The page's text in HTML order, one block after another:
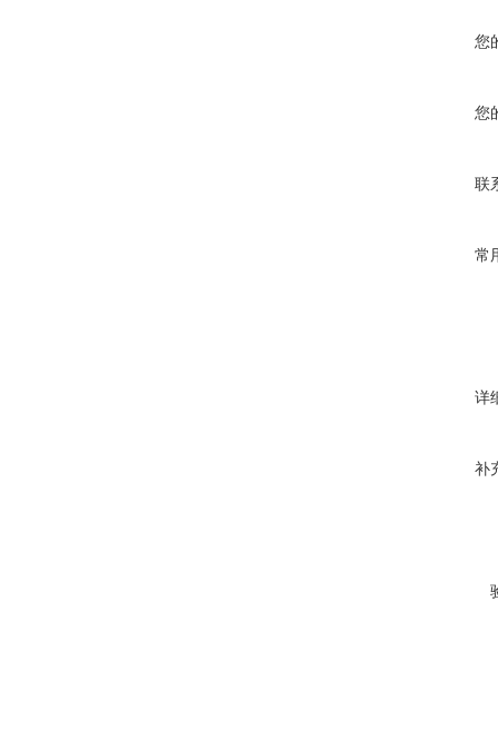
您
您
联
常
详
补